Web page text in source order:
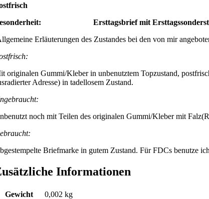
Ersttagsbrief mit
Erläuterungen des Zustandes bei den von mir
originalen Gummi/Kleber in unbenutztem Topzustand,
Adresse) in tadellosem Zustand.
noch mit Teilen des originalen Gummi/Kleber mit
Briefmarke in gutem Zustand. Für FDCs benutze
Informationen
Gewicht 0,002 kg